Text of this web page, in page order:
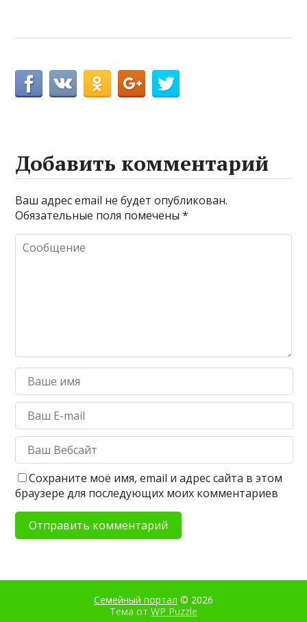
Добавить комментарий
Ваш адрес email не будет опубликован.
Обязательные поля помечены*
Сохраните моё имя, email и адрес сайта в этом
браузере для последующих моих комментариев
Семейный портал © 2026
Тема от WP Puzzle